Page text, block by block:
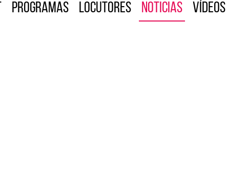
Programas Locutores Noticias Vídeos